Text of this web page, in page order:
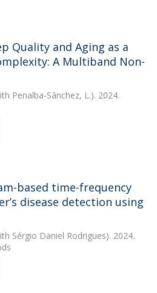
Quality and Aging as a
A Multiband Non-
Penalba-Sánchez, L.). 2024.
based time-frequency
disease detection using
Sérgio Daniel Rodrigues). 2024.